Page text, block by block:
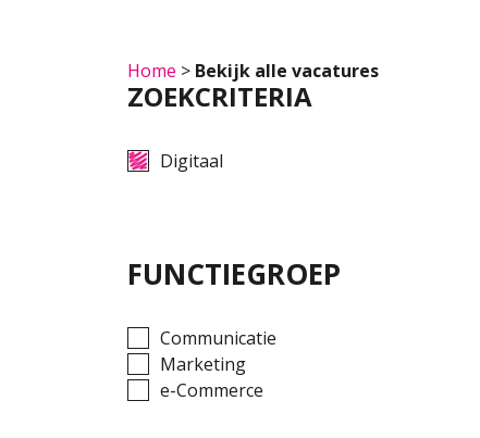
Home > Bekijk alle vacatures
ZOEKCRITERIA
Digitaal
FUNCTIEGROEP
Communicatie
Marketing
e-Commerce